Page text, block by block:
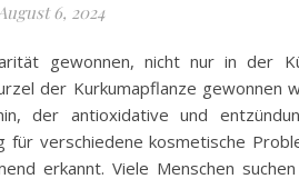
6, 2024
gewonnen, nicht nur in der
der Kurkumapflanze gewonnen
der antioxidative und
verschiedene kosmetische
erkannt. Viele Menschen